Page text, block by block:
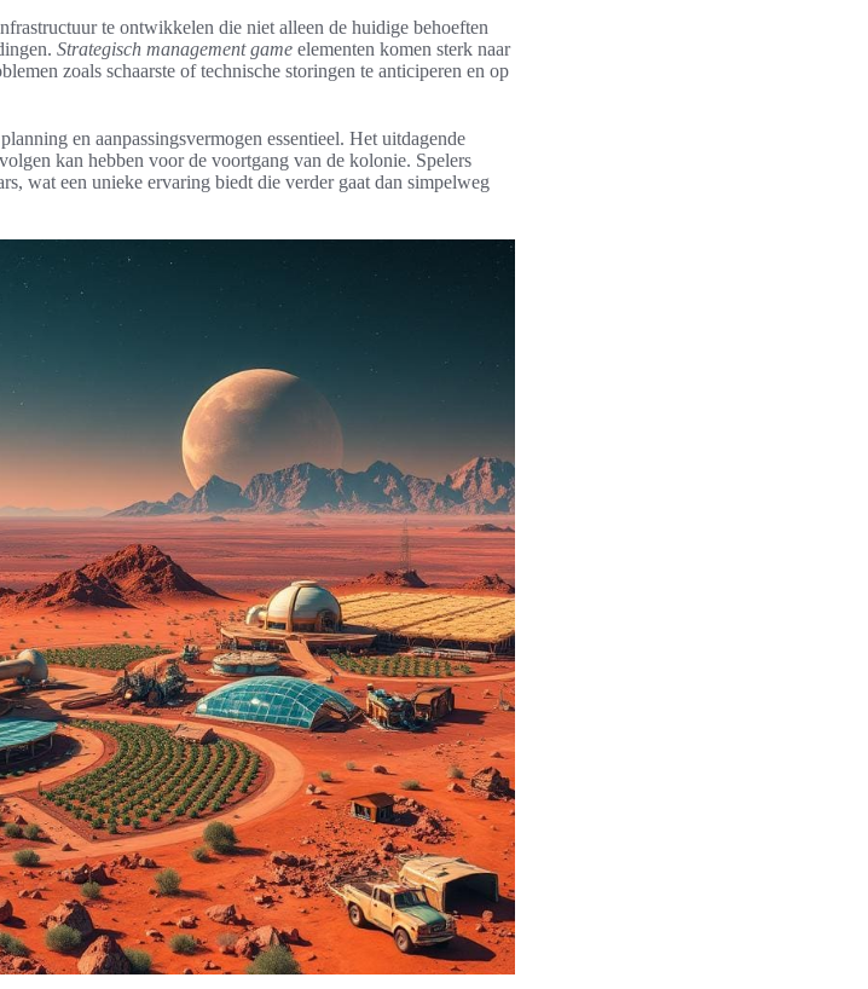
te ontwikkelen die niet alleen de huidige behoeften
Strategisch management game elementen komen sterk naar
zoals schaarste of technische storingen te anticiperen en op
en aanpassingsvermogen essentieel. Het uitdagende
kan hebben voor de voortgang van de kolonie. Spelers
wat een unieke ervaring biedt die verder gaat dan simpelweg